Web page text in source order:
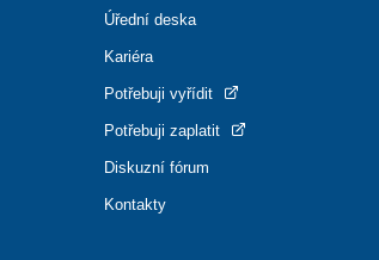
Úřední deska
Kariéra
Potřebuji vyřídit
Potřebuji zaplatit
Diskuzní fórum
Kontakty